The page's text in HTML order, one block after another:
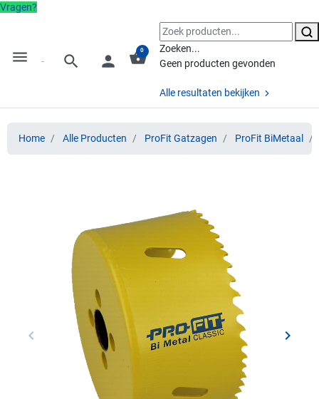
Vragen?
menu search person shopping_basket
0
Zoeken...
Geen producten gevonden
Alle resultaten bekijken
Home Alle Producten ProFit Gatzagen ProFit BiMetaal
Vorige
keyboard_arrow_left keyboard_arrow_right